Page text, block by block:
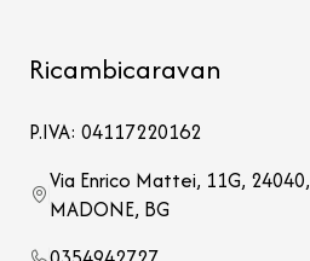
Ricambicaravan
P.IVA: 04117220162
Via Enrico Mattei, 11G, 24040,
MADONE, BG